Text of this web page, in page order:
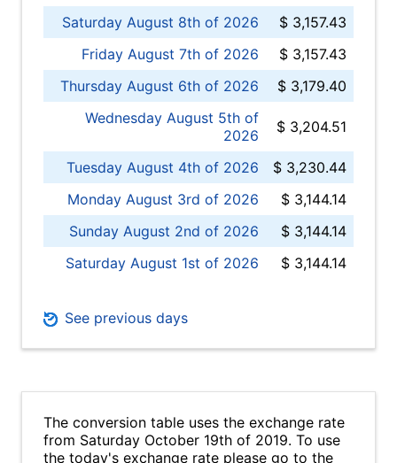
Saturday August 8th of 2026
$ 3,157.43
Friday August 7th of 2026
$ 3,157.43
Thursday August 6th of 2026
$ 3,179.40
Wednesday August 5th of
2026
$ 3,204.51
Tuesday August 4th of 2026
$ 3,230.44
Monday August 3rd of 2026
$ 3,144.14
Sunday August 2nd of 2026
$ 3,144.14
Saturday August 1st of 2026
$ 3,144.14
See previous days
The conversion table uses the exchange rate
from Saturday October 19th of 2019. To use
the today's exchange rate please go to the